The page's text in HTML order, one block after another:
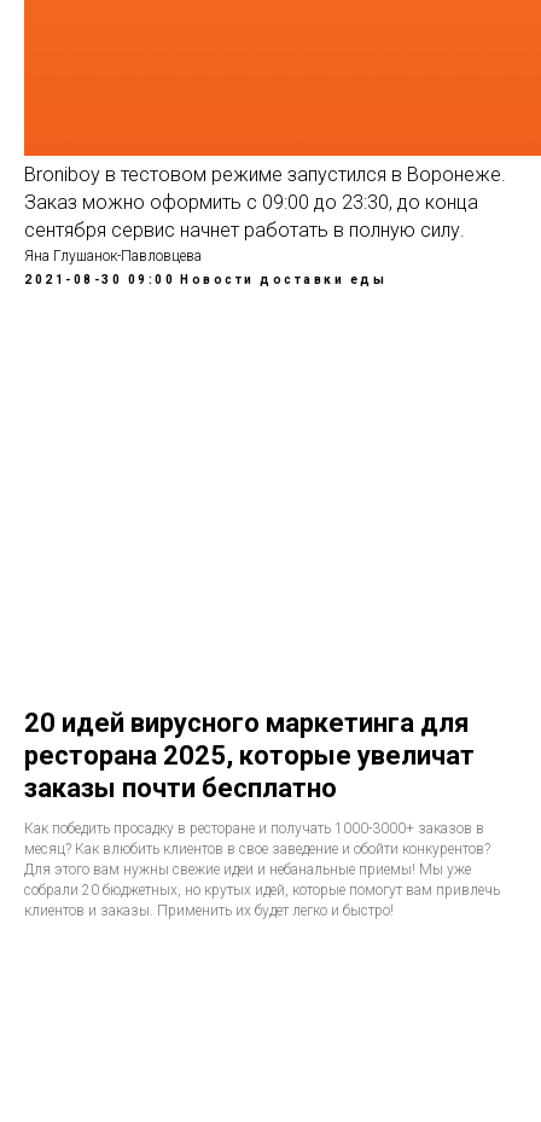
Broniboy в тестовом режиме запустился в Воронеже.
Заказ можно оформить с 09:00 до 23:30, до конца
сентября сервис начнет работать в полную силу.
Яна Глушанок-Павловцева
2021-08-30 09:00 Новости доставки еды
20 идей вирусного маркетинга для
ресторана 2025, которые увеличат
заказы почти бесплатно
Как победить просадку в ресторане и получать 1000-3000+ заказов в
месяц? Как влюбить клиентов в свое заведение и обойти конкурентов?
Для этого вам нужны свежие идеи и небанальные приемы! Мы уже
собрали 20 бюджетных, но крутых идей, которые помогут вам привлечь
клиентов и заказы. Применить их будет легко и быстро!